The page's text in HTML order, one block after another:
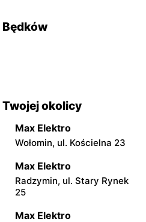
Będków
okolicy
Max Elektro
Wołomin, ul. Kościelna 23
Max Elektro
Radzymin, ul. Stary Rynek
25
Max Elektro